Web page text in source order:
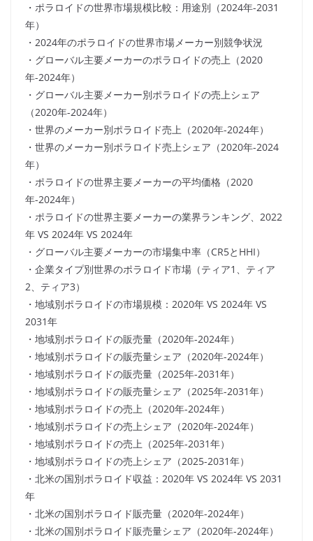
・ポラロイドの世界市場規模比較：用途別（2024年-2031
年）
・2024年のポラロイドの世界市場メーカー別競争状況
・グローバル主要メーカーのポラロイドの売上（2020
年-2024年）
・グローバル主要メーカー別ポラロイドの売上シェア
（2020年-2024年）
・世界のメーカー別ポラロイド売上（2020年-2024年）
・世界のメーカー別ポラロイド売上シェア（2020年-2024
年）
・ポラロイドの世界主要メーカーの平均価格（2020
年-2024年）
・ポラロイドの世界主要メーカーの業界ランキング、2022
年 VS 2024年 VS 2024年
・グローバル主要メーカーの市場集中率（CR5とHHI）
・企業タイプ別世界のポラロイド市場（ティア1、ティア
2、ティア3）
・地域別ポラロイドの市場規模：2020年 VS 2024年 VS
2031年
・地域別ポラロイドの販売量（2020年-2024年）
・地域別ポラロイドの販売量シェア（2020年-2024年）
・地域別ポラロイドの販売量（2025年-2031年）
・地域別ポラロイドの販売量シェア（2025年-2031年）
・地域別ポラロイドの売上（2020年-2024年）
・地域別ポラロイドの売上シェア（2020年-2024年）
・地域別ポラロイドの売上（2025年-2031年）
・地域別ポラロイドの売上シェア（2025-2031年）
・北米の国別ポラロイド収益：2020年 VS 2024年 VS 2031
年
・北米の国別ポラロイド販売量（2020年-2024年）
・北米の国別ポラロイド販売量シェア（2020年-2024年）